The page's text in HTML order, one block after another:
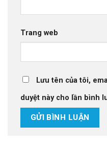
Trang web
Lưu tên của tôi,
duyệt này cho lần bình